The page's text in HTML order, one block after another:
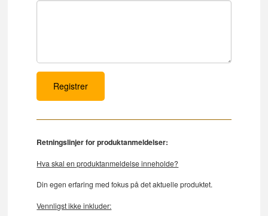
Retningslinjer for produktanmeldelser:
Hva skal en produktanmeldelse inneholde?
Din egen erfaring med fokus på det aktuelle produktet.
Vennligst ikke inkluder: